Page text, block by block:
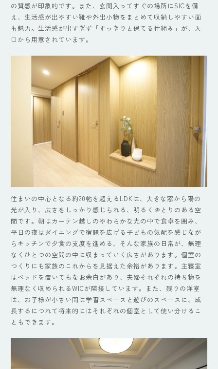
の質感が印象的です。また、玄関入ってすぐの場所にSICを備
え、生活感が出やすい靴や外出小物をまとめて収納しやすい面
も魅力。生活感が出すぎず「すっきりと保てる仕組み」が、入
口から用意されています。
住まいの中心となる約20帖を超えるLDKは、大きな窓から陽の
光が入り、広さをしっかり感じられる、明るくゆとりのある空
間です。朝はカーテン越しのやわらかな光の中で食卓を囲み、
平日の夜はダイニングで宿題を広げる子どもの気配を感じなが
らキッチンで夕食の支度を進める、そんな家族の日常が、無理
なくひとつの空間の中に収まっていく広さがあります。個室の
つくりにも家族のこれからを見据えた余裕があります。主寝室
はベッドを置いてもなお余白があり、夫婦それぞれの持ち物を
無理なく収められるWICが隣接しています。また、残りの洋室
は、お子様が小さい間は学習スペースと遊びのスペースに、成
長するにつれて将来的にはそれぞれの個室として使い分けるこ
ともできます。